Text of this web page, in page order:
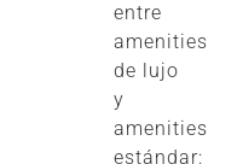
entre
amenities
de lujo
y
amenities
estándar: